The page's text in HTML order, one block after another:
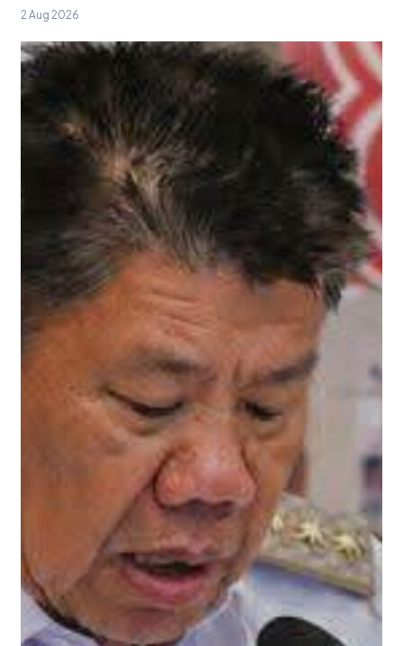
2 Aug 2026